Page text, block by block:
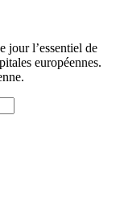
jour l’essentiel de
européennes.